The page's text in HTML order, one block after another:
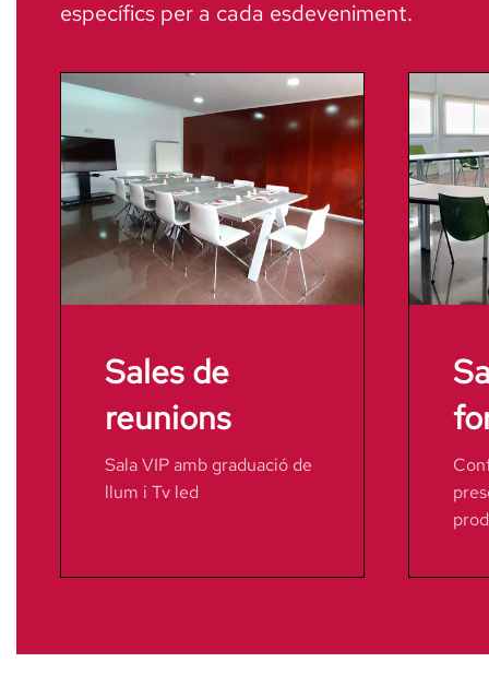
específics per a cada esdeveniment.
Sales de
reunions
Sala VIP amb graduació de
llum i Tv led